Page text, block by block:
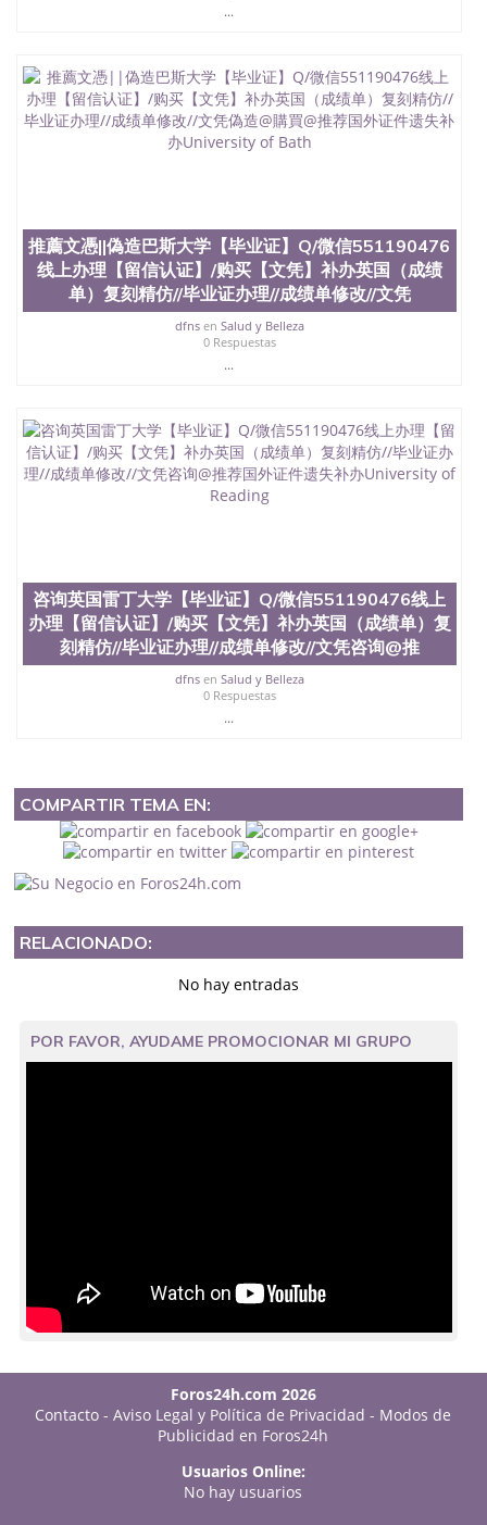
...
推薦文憑||偽造巴斯大学【毕业证】Q/微信551190476
线上办理【留信认证】/购买【文凭】补办英国（成绩
单）复刻精仿//毕业证办理//成绩单修改//文凭
dfnsen Salud y Belleza
0 Respuestas
...
咨询英国雷丁大学【毕业证】Q/微信551190476线上
办理【留信认证】/购买【文凭】补办英国（成绩单）复
刻精仿//毕业证办理//成绩单修改//文凭咨询@推
dfnsen Salud y Belleza
0 Respuestas
...
COMPARTIR TEMA EN:
RELACIONADO:
No hay entradas
POR FAVOR, AYUDAME PROMOCIONAR MI GRUPO
Foros24h.com 2026
Contacto -Aviso Legal y Política de Privacidad - Modos de
Publicidad en Foros24h
Usuarios Online:
No hay usuarios